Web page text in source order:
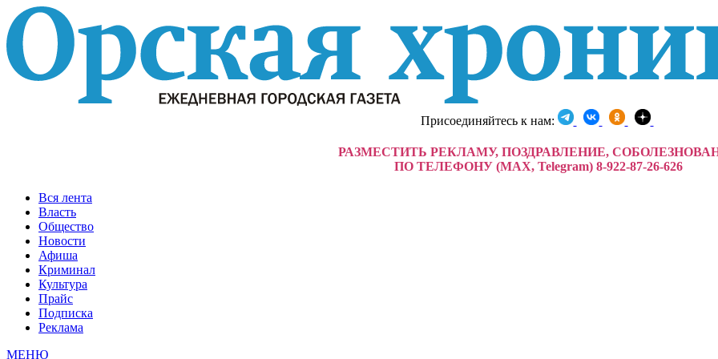
Присоединяйтесь к нам:
РАЗМЕСТИТЬ РЕКЛАМУ, ПОЗДРАВЛЕНИЕ,
ПО ТЕЛЕФОНУ (MAX, Telegram) 8-922-87-26-626
Вся лента
Власть
Общество
Новости
Афиша
Криминал
Культура
Прайс
Подписка
Реклама
МЕНЮ